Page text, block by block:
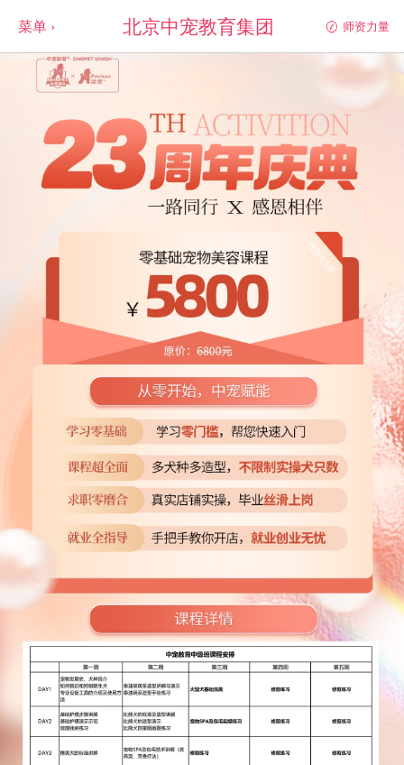
菜单 › 北京中宠教育集团 师资力量